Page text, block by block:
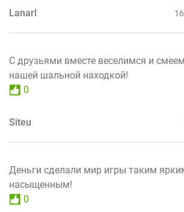
Lanarl
С друзьями вместе веселимся и
нашей шальной находкой!
0
Siteu
Деньги сделали мир игры таким
насыщенным!
0